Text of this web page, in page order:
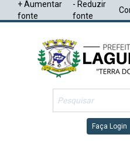
+ Aumentar
fonte
- Reduzir
fonte
Faça Login